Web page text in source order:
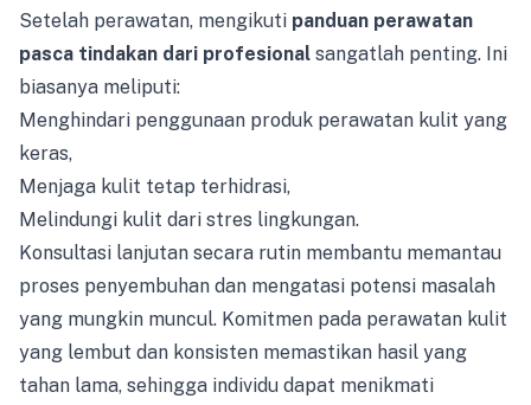
Setelah perawatan, mengikuti panduan perawatan
pasca tindakan dari profesional sangatlah penting. Ini
biasanya meliputi:
Menghindari penggunaan produk perawatan kulit yang
keras,
Menjaga kulit tetap terhidrasi,
Melindungi kulit dari stres lingkungan.
Konsultasi lanjutan secara rutin membantu memantau
proses penyembuhan dan mengatasi potensi masalah
yang mungkin muncul. Komitmen pada perawatan kulit
yang lembut dan konsisten memastikan hasil yang
tahan lama, sehingga individu dapat menikmati